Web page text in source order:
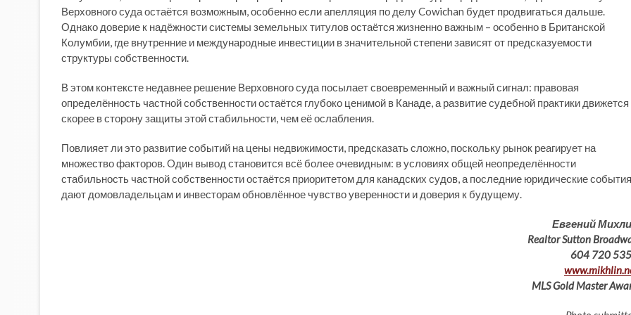
Верховного суда остаётся возможным, особенно если апелляция по делу Cowichan будет продвигаться дальше.
Однако доверие к надёжности системы земельных титулов остаётся жизненно важным – особенно в Британской
Колумбии, где внутренние и международные инвестиции в значительной степени зависят от предсказуемости
структуры собственности.
В этом контексте недавнее решение Верховного суда посылает своевременный и важный сигнал: правовая
определённость частной собственности остаётся глубоко ценимой в Канаде, а развитие судебной практики движется
скорее в сторону защиты этой стабильности, чем её ослабления.
Повлияет ли это развитие событий на цены недвижимости, предсказать сложно, поскольку рынок реагирует на
множество факторов. Oдин вывод становится всё более очевидным: в условиях общей неопределённости
стабильность частной собственности остаётся приоритетом для канадских судов, а последние юридические события
дают домовладельцам и инвесторам обновлённое чувство уверенности и доверия к будущему.
Евгений
Realtor Sutton
604 720
MLS Gold Master